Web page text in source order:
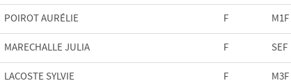
POIROT AURÉLIE F M1F
MARECHALLE JULIA F SEF
LACOSTE SYLVIE F M3F